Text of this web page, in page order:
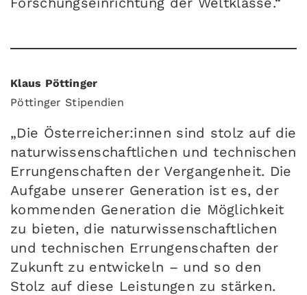
Klaus Pöttinger
Pöttinger Stipendien
„Die Österreicher:innen sind stolz auf die
naturwissenschaftlichen und technischen
Errungenschaften der Vergangenheit. Die
Aufgabe unserer Generation ist es, der
kommenden Generation die Möglichkeit
zu bieten, die naturwissenschaftlichen
und technischen Errungenschaften der
Zukunft zu entwickeln – und so den
Stolz auf diese Leistungen zu stärken.